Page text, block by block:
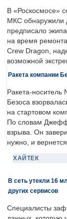
В «Роскосмосе»
МКС обнаружили
предписало
на время
Crew Dragon,
возможной
Ракета компании
Ракета-
Безоса
на стартовом
По словам
взрыва. Он
нужно, и
ХАЙТЕК
В сеть утекли 16
других сервисов
Специалисты